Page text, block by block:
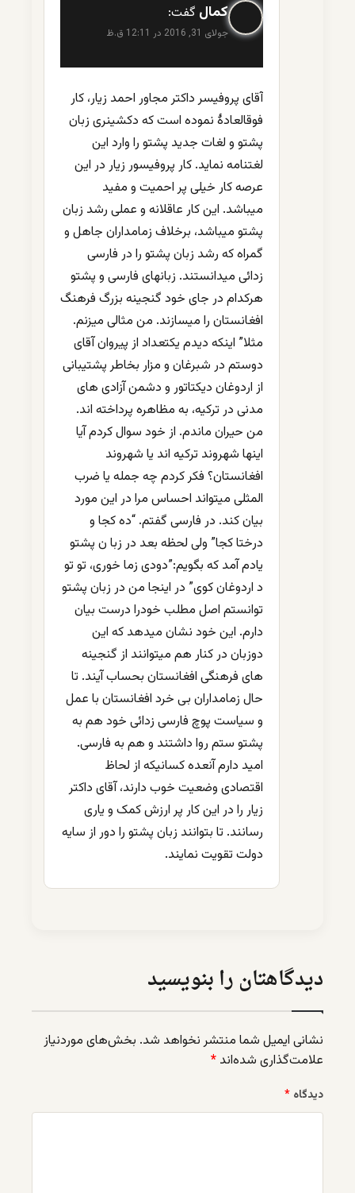
کمال گفت:
جولای 31, 2016 در 12:11 ق.ظ
آقای پروفیسر داکتر مجاور احمد زیار، کار
فوقالعادۀ نموده است که دکشینری زبان
پشتو و لغات جدید پشتو را وارد این
لغتنامه نماید. کار پروفیسور زیار در این
عرصه کار خیلی پر احمیت و مفید
میباشد. این کار عاقلانه و عملی رشد زبان
پشتو میباشد، برخلاف زمامداران جاهل و
گمراه که رشد زبان پشتو را در فارسی
زدائی میدانستند. زبانهای فارسی و پشتو
هرکدام در جای خود گنجینه بزرگ فرهنگ
افغانستان را میسازند. من مثالی میزنم.
مثلا” اینکه دیدم یکتعداد از پیروان آقای
دوستم در شبرغان و مزار بخاطر پشتیبانی
از اردوغان دیکتاتور و دشمن آزادی های
مدنی در ترکیه، به مظاهره پرداخته اند.
من حیران ماندم. از خود سوال کردم آیا
اینها شهروند ترکیه اند یا شهروند
افغانستان؟ فکر کردم چه جمله یا ضرب
المثلی میتواند احساس مرا در این مورد
بیان کند. در فارسی گفتم. “ده کجا و
درختا کجا” ولی لحظه بعد در زبا ن پشتو
یادم آمد که بگویم:”دودی زما خوری، تو تو
د اردوغان کوی” در اینجا من در زبان پشتو
توانستم اصل مطلب خودرا درست بیان
دارم. این خود نشان میدهد که این
دوزبان در کنار هم میتوانند از گنجینه
های فرهنگی افغانستان بحساب آیند. تا
حال زمامداران بی خرد افغانستان با عمل
و سیاست پوچ فارسی زدائی خود هم به
پشتو ستم روا داشتند و هم به فارسی.
امید دارم آنعده کسانیکه از لحاظ
اقتصادی وضعیت خوب دارند، آقای داکتر
زیار را در این کار پر ارزش کمک و یاری
رسانند. تا بتوانند زبان پشتو را دور از سایه
دولت تقویت نمایند.
دیدگاهتان را بنویسید
نشانی ایمیل شما منتشر نخواهد شد. بخش‌های موردنیاز
علامت‌گذاری شده‌اند *
دیدگاه *